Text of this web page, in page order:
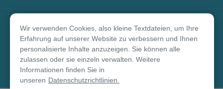
Wir verwenden Cookies, also kleine Textdateien, um Ihre
Erfahrung auf unserer Website zu verbessern und Ihnen
personalisierte Inhalte anzuzeigen. Sie können alle
zulassen oder sie einzeln verwalten. Weitere
Informationen finden Sie in
unseren Datenschutzrichtlinien.